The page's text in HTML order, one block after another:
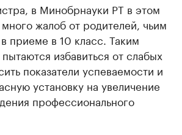
в Минобрнауки РТ в этом
жалоб от родителей, чьим
приеме в 10 класс. Таким
избавиться от слабых
показатели успеваемости и
установку на увеличение
профессионального